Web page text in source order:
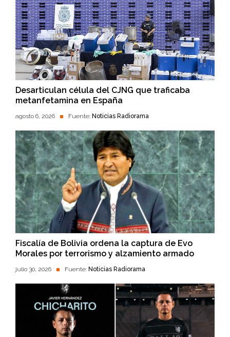
Desarticulan célula del CJNG que traficaba
metanfetamina en España
agosto 6, 2026 Fuente: Noticias Radiorama
Fiscalía de Bolivia ordena la captura de Evo
Morales por terrorismo y alzamiento armado
julio 30, 2026 Fuente: Noticias Radiorama